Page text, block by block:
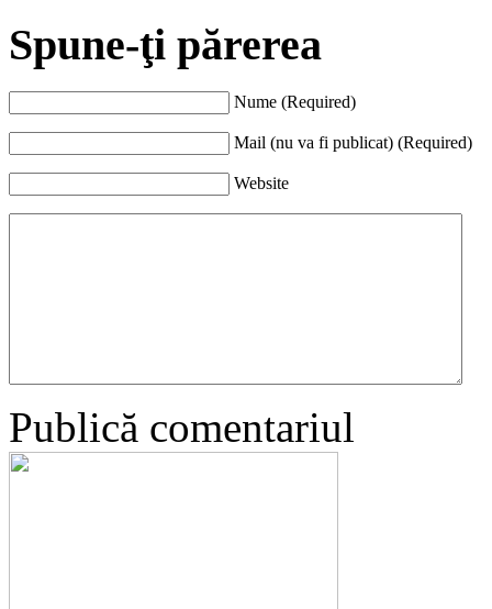
Spune-ţi părerea
Nume (Required)
Mail (nu va fi publicat) (Required)
Website
Publică comentariul